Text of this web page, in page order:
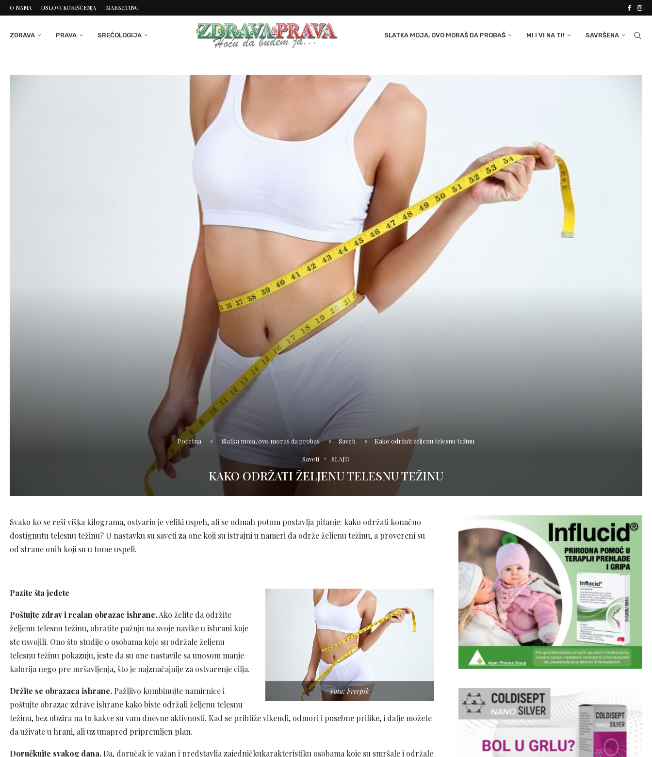
O NAMA USLOVI KORIŠĆENJA MARKETING
ZDRAVA PRAVA SREĆOLOGIJA SLATKA MOJA, OVO MORAŠ DA PROBAŠ MI I VI NA TI! SAVRŠENA
Početna Slatka moja, ovo moraš da probaš Saveti Kako održati željenu telesnu težinu
Saveti SLAJD
KAKO ODRŽATI ŽELJENU TELESNU TEŽINU
Svako ko se reši viška kilograma, ostvario je veliki uspeh, ali se odmah potom postavlja pitanje: kako održati konačno
dostignutu telesnu težinu? U nastavku su saveti za one koji su istrajni u nameri da održe željenu težinu, a provereni su
od strane onih koji su u tome uspeli.
Foto: Freepik
Pazite šta jedete
Poštujte zdrav i realan obrazac ishrane.Ako želite da održite
željenu telesnu težinu, obratite pažnju na svoje navike u ishrani koje
ste usvojili. Ono što studije o osobama koje su održale željenu
telesnu težinu pokazuju, jeste da su one nastavile sa unosom manje
kalorija nego pre mršavljenja, što je najznačajnije za ostvarenje cilja.
Držite se obrazaca ishrane. Pažljivo kombinujte namirnice i
poštujte obrazac zdrave ishrane kako biste održali željenu telesnu
težinu, bez obzira na to kakve su vam dnevne aktivnosti. Kad se približe vikendi, odmori i posebne prilike, i dalje možete
da uživate u hrani, ali uz unapred pripremljen plan.
Doručkujte svakog dana. Da, doručak je važan i predstavlja zajedničkukarakteristiku osobama koje su smršale i održale